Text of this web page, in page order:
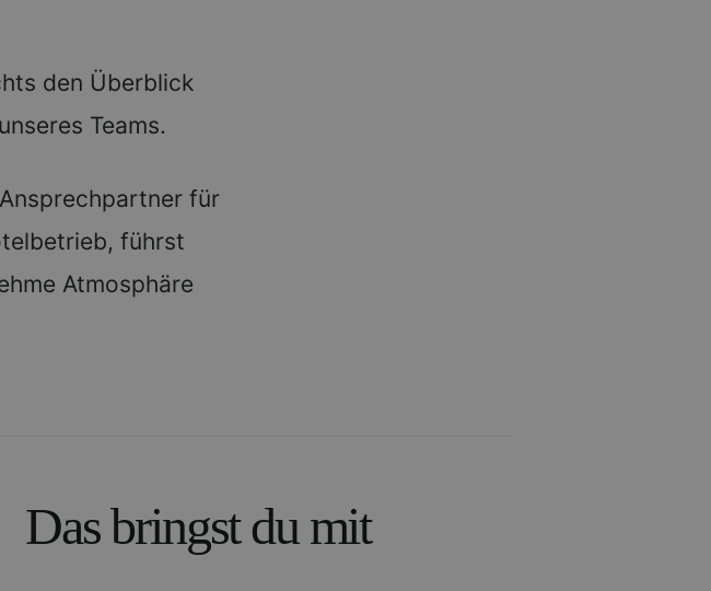
den Überblick
Teams.
für
führst
Atmosphäre
Das bringst du mit